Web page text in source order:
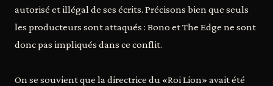
autorisé et illégal de ses écrits. Précisons bien que seuls
les producteurs sont attaqués : Bono et The Edge ne sont
donc pas impliqués dans ce conflit.
On se souvient que la directrice du «Roi Lion» avait été